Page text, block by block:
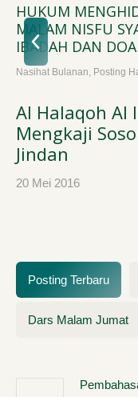
HUKUM
MALAM NISFU
IBADAH DAN DOA
Nasihat Bulanan Posting
Al Halaqoh Al
Mengkaji
Jindan
20 Mei 2016
Posting Terbaru
Dars Malam Jumat